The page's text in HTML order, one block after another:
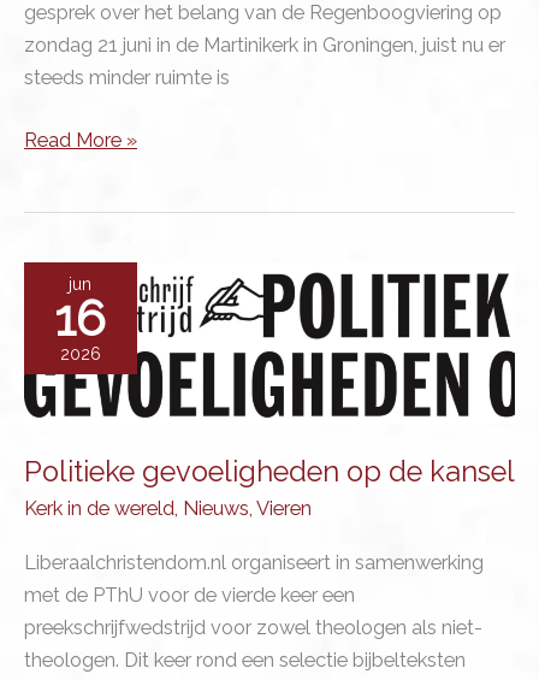
gesprek over het belang van de Regenboogviering op
zondag 21 juni in de Martinikerk in Groningen, juist nu er
steeds minder ruimte is
Noem
Read More »
jun
16
2026
Politieke gevoeligheden op de kansel
Kerk in de wereld, Nieuws, Vieren
Liberaalchristendom.nl organiseert in samenwerking
met de PThU voor de vierde keer een
preekschrijfwedstrijd voor zowel theologen als niet-
theologen. Dit keer rond een selectie bijbelteksten